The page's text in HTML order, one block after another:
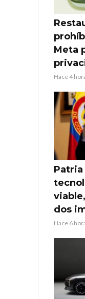
Meta
Hace 4
dos
Hace 6